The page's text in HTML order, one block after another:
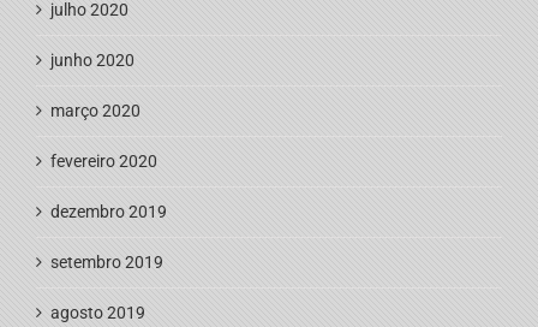
julho 2020
junho 2020
março 2020
fevereiro 2020
dezembro 2019
setembro 2019
agosto 2019